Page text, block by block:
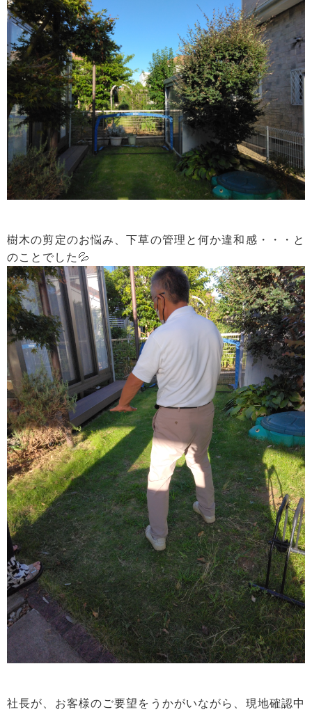
樹木の剪定のお悩み、下草の管理と何か違和感・・・と
のことでした💦
社長が、お客様のご要望をうかがいながら、現地確認中